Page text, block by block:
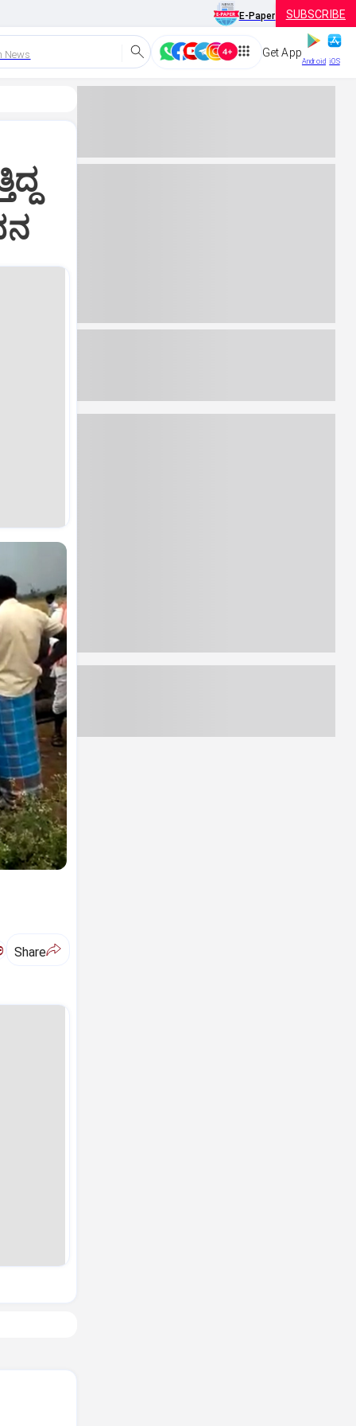
E-Paper SUBSCRIBE
News Get App
Android iOS
Share